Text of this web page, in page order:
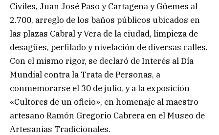
Civiles, Juan José Paso y Cartagena y Güemes al
2.700, arreglo de los baños públicos ubicados en
las plazas Cabral y Vera de la ciudad, limpieza de
desagües, perfilado y nivelación de diversas calles.
Con el mismo rigor, se declaró de Interés al Día
Mundial contra la Trata de Personas, a
conmemorarse el 30 de julio, y a la exposición
«Cultores de un oficio», en homenaje al maestro
artesano Ramón Gregorio Cabrera en el Museo de
Artesanías Tradicionales.